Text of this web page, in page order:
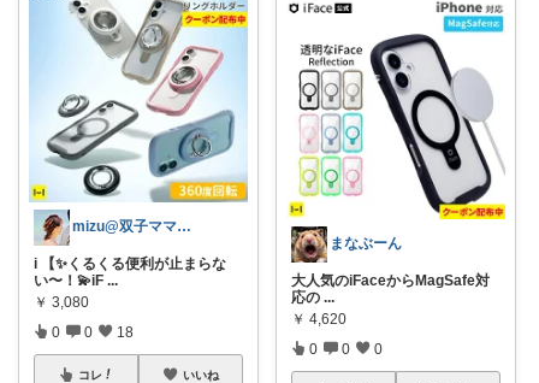
mizu@双子ママぽぽんちゅ
i 【✨くるくる便利が止まらな
い〜！💫iF ...
￥ 3,080
0 0 18
コレ いいね
まなぶーん
大人気のiFaceからMagSafe対
応の ...
￥ 4,620
0 0 0